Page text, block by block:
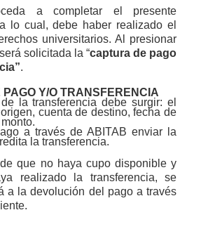
a completar el presente
lo cual, debe haber realizado el
universitarios. Al presionar
solicitada la “captura de pago
.
Y/O TRANSFERENCIA
la transferencia debe surgir: el
cuenta de destino, fecha de
a través de ABITAB enviar la
la transferencia.
que no haya cupo disponible y
realizado la transferencia, se
a la devolución del pago a través